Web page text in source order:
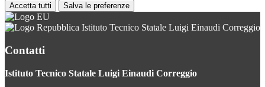
Accetta tutti Salva le preferenze
Istituto Tecnico Statale Luigi Einaudi Correggio
Contatti
Istituto Tecnico Statale Luigi Einaudi Correggio